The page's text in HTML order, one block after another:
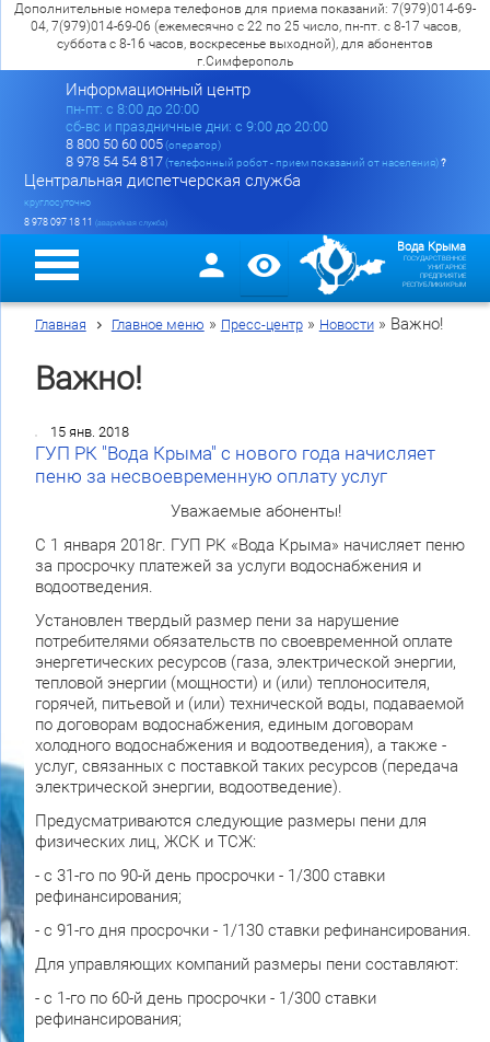
Дополнительные номера телефонов для приема показаний: 7(979)014-69-
04, 7(979)014-69-06 (ежемесячно с 22 по 25 число, пн-пт. с 8-17 часов,
суббота с 8-16 часов, воскресенье выходной), для абонентов
г.Симферополь
Информационный центр
пн-пт: c 8:00 до 20:00
сб-вс и праздничные дни: с 9:00 до 20:00
8 800 50 60 005(оператор)
8 978 54 54 817(телефонный робот - прием показаний от населения)?
Центральная диспетчерская служба
круглосуточно
8 978 097 18 11 (аварийная служба)
Вода Крыма
ГОСУДАРСТВЕННОЕ
УНИТАРНОЕ
ПРЕДПРИЯТИЕ
РЕСПУБЛИКИ КРЫМ
Главная Главное меню » Пресс-центр» Новости» Важно!
Важно!
15 янв. 2018
ГУП РК "Вода Крыма" с нового года начисляет
пеню за несвоевременную оплату услуг
Уважаемые абоненты!
С 1 января 2018г. ГУП РК «Вода Крыма» начисляет пеню
за просрочку платежей за услуги водоснабжения и
водоотведения.
Установлен твердый размер пени за нарушение
потребителями обязательств по своевременной оплате
энергетических ресурсов (газа, электрической энергии,
тепловой энергии (мощности) и (или) теплоносителя,
горячей, питьевой и (или) технической воды, подаваемой
по договорам водоснабжения, единым договорам
холодного водоснабжения и водоотведения), а также -
услуг, связанных с поставкой таких ресурсов (передача
электрической энергии, водоотведение).
Предусматриваются следующие размеры пени для
физических лиц, ЖСК и ТСЖ:
- с 31-го по 90-й день просрочки - 1/300 ставки
рефинансирования;
- с 91-го дня просрочки - 1/130 ставки рефинансирования.
Для управляющих компаний размеры пени составляют:
- с 1-го по 60-й день просрочки - 1/300 ставки
рефинансирования;